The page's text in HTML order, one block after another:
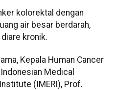
kolorektal dengan
air besar berdarah,
kronik.
Kepala Human Cancer
Medical
(IMERI), Prof.